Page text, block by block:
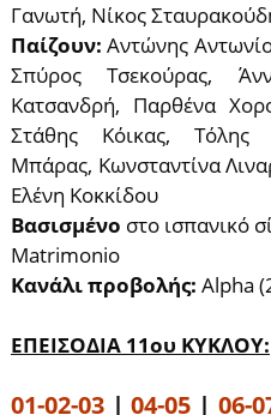
Γανωτή, Νίκος
Παίζουν:Αντώνης
Σπύρος Τσεκούρας,
Κατσανδρή, Παρθένα
Στάθης Κόικας, Τόλης
Μπάρας, Κωνσταντίνα
Ελένη Κοκκίδου
Βασισμένο στο ισπανικό
Matrimonio
Κανάλι προβολής: Alpha
ΕΠΕΙΣΟΔΙΑ 11ου ΚΥΚΛΟΥ:
01-02-03|04-05 |06-